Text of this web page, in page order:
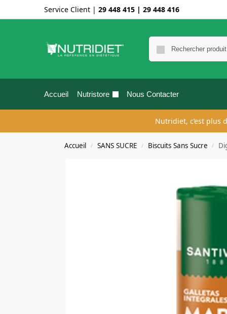
Service Client | 29 448 415 | 29 448 416
Accueil Nutristore Nous Contacter
Nutridiet, c’est plus
Accueil / SANS SUCRE / Biscuits Sans Sucre /